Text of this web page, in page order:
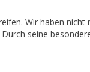
Wir haben nicht
seine